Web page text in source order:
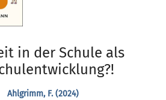
in der Schule als
Ahlgrimm, F. (2024)